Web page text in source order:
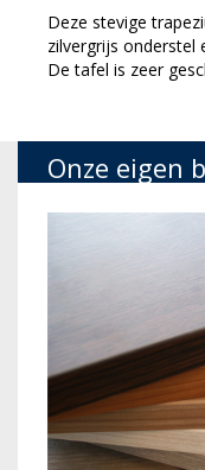
Deze stevige
zilvergrijs onderstel
De tafel is zeer
Onze eigen